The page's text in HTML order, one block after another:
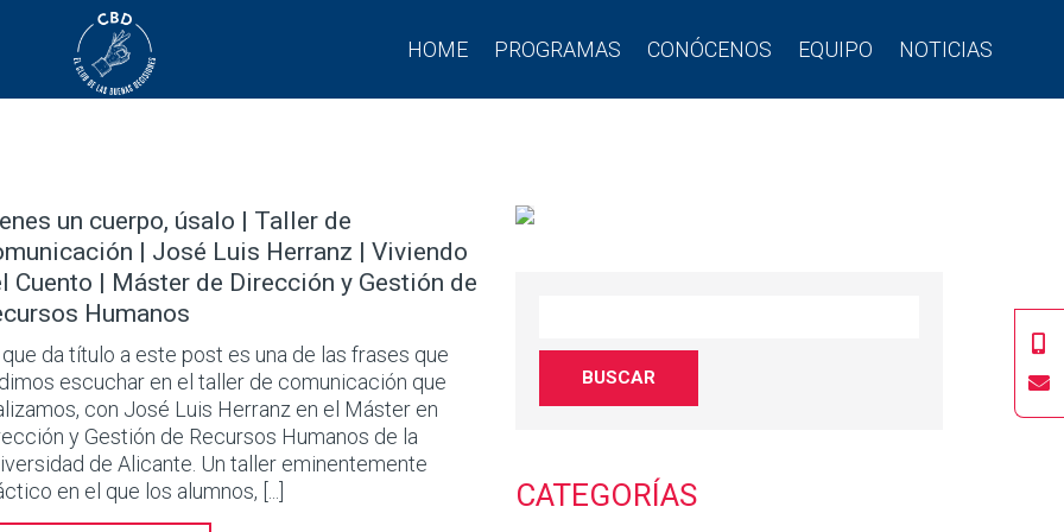
HOME PROGRAMAS CONÓCENOS EQUIPO NOTICIAS
un cuerpo, úsalo | Taller de
| José Luis Herranz | Viviendo
Cuento | Máster de Dirección y Gestión de
Humanos
da título a este post es una de las frases que
escuchar en el taller de comunicación que
con José Luis Herranz en el Máster en
y Gestión de Recursos Humanos de la
de Alicante. Un taller eminentemente
en el que los alumnos, [...]
CATEGORÍAS